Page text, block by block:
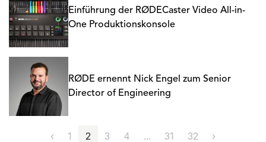
Einführung der RØDECaster Video All-in-
One Produktionskonsole
RØDE ernennt Nick Engel zum Senior
Director of Engineering
‹ 1 2 3 4 ... 31 32 ›